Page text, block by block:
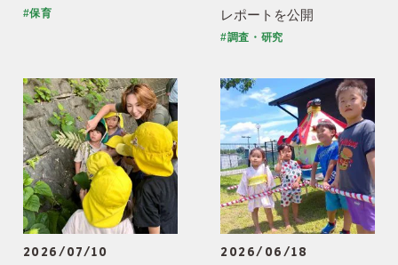
#保育
レポートを公開
#調査・研究
2026/07/10 2026/06/18